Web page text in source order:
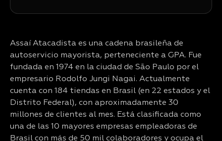
Assaí Atacadista es una cadena brasileña de
autoservicio mayorista, perteneciente a GPA. Fue
fundada en 1974 en la ciudad de São Paulo por el
empresario Rodolfo Jungi Nagai. Actualmente
cuenta con 184 tiendas en Brasil (en 22 estados y el
Distrito Federal), con aproximadamente 30
millones de clientes al mes. Está clasificada como
una de las 10 mayores empresas empleadoras de
Brasil con más de 50 mil colaboradores y ocupa el